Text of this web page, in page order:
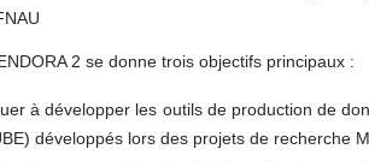
2 se donne trois objectifs principaux :
à développer les outils de production de
développés lors des projets de recherche